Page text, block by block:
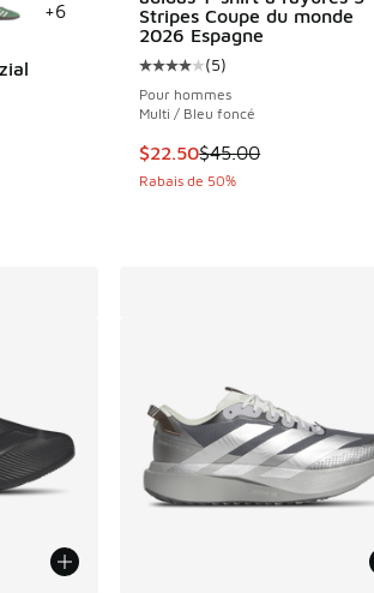
- [5 sur 5 étoiles], 35 commentaires
Le prix est passé de $140.00 à $99.99
+6
Stripes Coupe du monde
2026 Espagne
Cote moyenne du client -
(5)
Pour hommes
Multi / Bleu foncé
Cet article est en solde.
$22.50$45.00
Rabais de 50%